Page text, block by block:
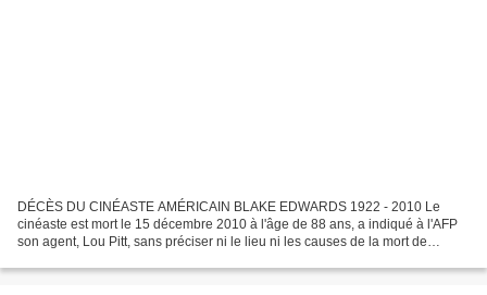
DÉCÈS DU CINÉASTE AMÉRICAIN BLAKE EDWARDS 1922 - 2010 Le
cinéaste est mort le 15 décembre 2010 à l'âge de 88 ans, a indiqué à l'AFP
son agent, Lou Pitt, sans préciser ni le lieu ni les causes de la mort de